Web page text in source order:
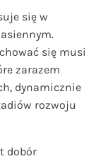
się w
się musi
zarazem
dynamicznie
rozwoju
dobór